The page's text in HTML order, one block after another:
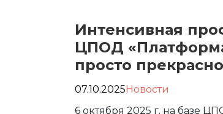
Интенсивная
ЦПОД
просто
07.10.2025Новости
6 октября 2025 г. на базе